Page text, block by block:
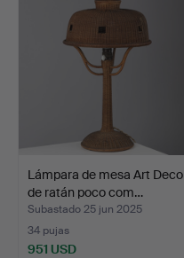
Lámpara de mesa Art Deco
de ratán poco com…
Subastado 25 jun 2025
34 pujas
951 USD